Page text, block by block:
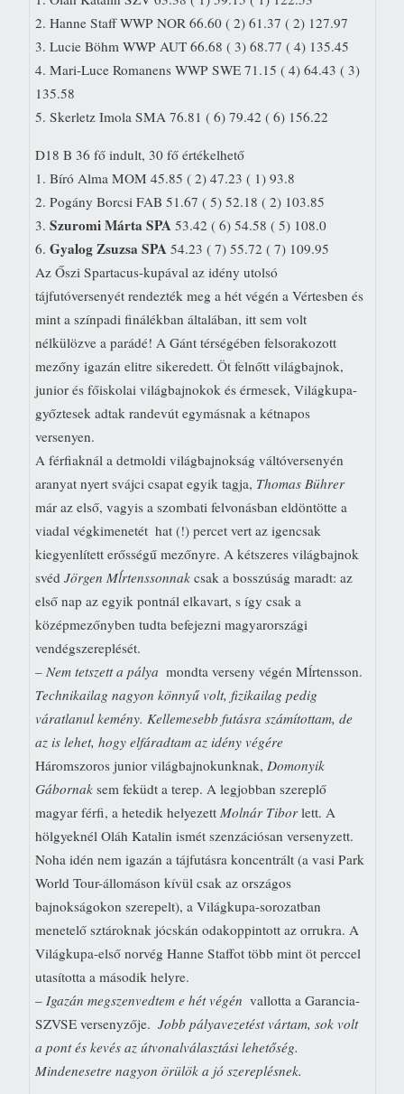
2. Hanne Staff WWP NOR 66.60 ( 2) 61.37 ( 2) 127.97
3. Lucie Böhm WWP AUT 66.68 ( 3) 68.77 ( 4) 135.45
4. Mari-Luce Romanens WWP SWE 71.15 ( 4) 64.43 ( 3)
135.58
5. Skerletz Imola SMA 76.81 ( 6) 79.42 ( 6) 156.22
D18 B 36 fő indult, 30 fő értékelhető
1. Bíró Alma MOM 45.85 ( 2) 47.23 ( 1) 93.8
2. Pogány Borcsi FAB 51.67 ( 5) 52.18 ( 2) 103.85
3.Szuromi Márta SPA 53.42 ( 6) 54.58 ( 5) 108.0
6.Gyalog Zsuzsa SPA 54.23 ( 7) 55.72 ( 7) 109.95
Az Őszi Spartacus-kupával az idény utolsó
tájfutóversenyét rendezték meg a hét végén a Vértesben és
mint a színpadi finálékban általában, itt sem volt
nélkülözve a parádé! A Gánt térségében felsorakozott
mezőny igazán elitre sikeredett. Öt felnőtt világbajnok,
junior és főiskolai világbajnokok és érmesek, Világkupa-
győztesek adtak randevút egymásnak a kétnapos
versenyen.
A férfiaknál a detmoldi világbajnokság váltóversenyén
aranyat nyert svájci csapat egyik tagja, Thomas Bührer
már az első, vagyis a szombati felvonásban eldöntötte a
viadal végkimenetét  hat (!) percet vert az igencsak
kiegyenlített erősségű mezőnyre. A kétszeres világbajnok
svédJörgen Mĺrtenssonnak csak a bosszúság maradt: az
első nap az egyik pontnál elkavart, s így csak a
középmezőnyben tudta befejezni magyarországi
vendégszereplését.
– Nem tetszett a pálya  mondta verseny végén Mĺrtensson. 
Technikailag nagyon könnyű volt, fizikailag pedig
váratlanul kemény. Kellemesebb futásra számítottam, de
az is lehet, hogy elfáradtam az idény végére
Háromszoros junior világbajnokunknak, Domonyik
Gábornaksem feküdt a terep. A legjobban szereplő
magyar férfi, a hetedik helyezett Molnár Tiborlett. A
hölgyeknél Oláh Katalin ismét szenzációsan versenyzett.
Noha idén nem igazán a tájfutásra koncentrált (a vasi Park
World Tour-állomáson kívül csak az országos
bajnokságokon szerepelt), a Világkupa-sorozatban
menetelő sztároknak jócskán odakoppintott az orrukra. A
Világkupa-első norvég Hanne Staffot több mint öt perccel
utasította a második helyre.
– Igazán megszenvedtem e hét végén  vallotta a Garancia-
SZVSE versenyzője. Jobb pályavezetést vártam, sok volt
a pont és kevés az útvonalválasztási lehetőség.
Mindenesetre nagyon örülök a jó szereplésnek.